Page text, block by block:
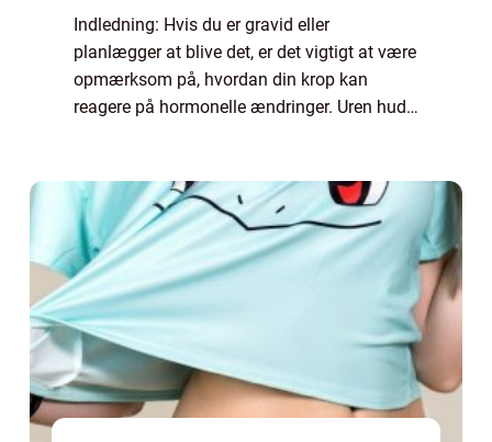
Indledning: Hvis du er gravid eller
planlægger at blive det, er det vigtigt at være
opmærksom på, hvordan din krop kan
reagere på hormonelle ændringer. Uren hud
fysiske...